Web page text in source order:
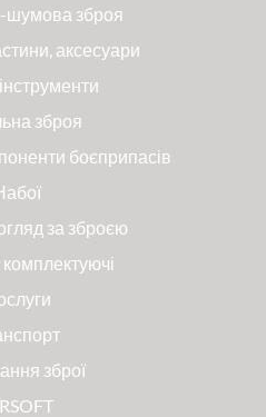
шумова зброя
аксесуари
зброя
боєприпасів
за зброєю
зброї